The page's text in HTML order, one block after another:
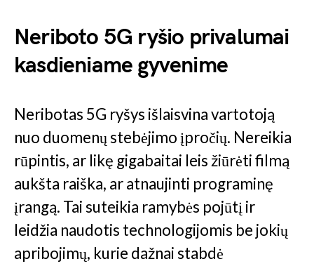
Neriboto 5G ryšio privalumai
kasdieniame gyvenime
Neribotas 5G ryšys išlaisvina vartotoją
nuo duomenų stebėjimo įpročių. Nereikia
rūpintis, ar likę gigabaitai leis žiūrėti filmą
aukšta raiška, ar atnaujinti programinę
įrangą. Tai suteikia ramybės pojūtį ir
leidžia naudotis technologijomis be jokių
apribojimų, kurie dažnai stabdė